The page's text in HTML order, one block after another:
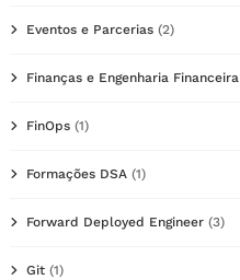
Eventos e Parcerias (2)
Finanças e Engenharia Financeira
FinOps (1)
Formações DSA (1)
Forward Deployed Engineer (3)
Git (1)